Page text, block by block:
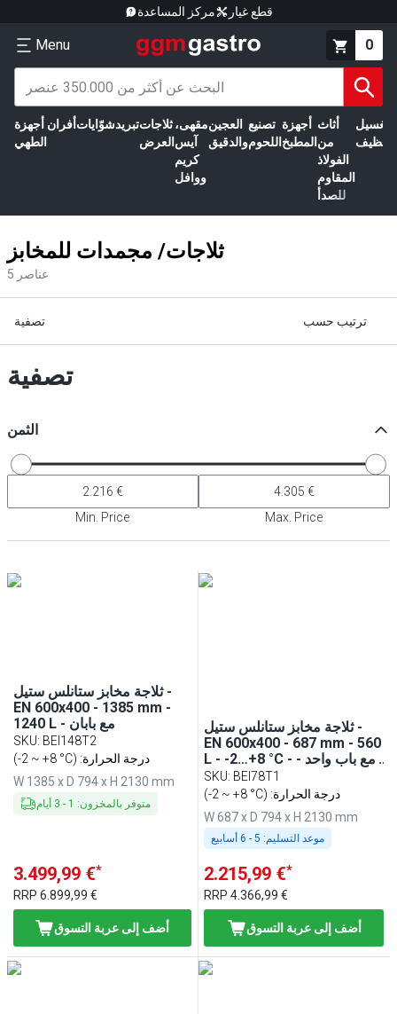
مركز المساعدة قطع غيار
Menu 0
أجهزة
الطهي
أفران شوّاياتتبريدثلاجات
العرض
مقهى،
آيس
كريم
ووافل
العجين
والدقيق
تصنيع
اللحوم
أجهزة
المطبخ
أثاث
من
الفولاذ
المقاوم
للصدأ
الغسيل
ثلاجات/ مجمدات للمخابز
5 عناصر
تصفية ترتيب حسب
تصفية
الثمن
Min. Price Max. Price
ثلاجة مخابز ستانلس ستيل -
EN 600x400 - 1385 mm -
1240 L - مع بابان
SKU: BEI148T2
(-2 ~ +8 °C) :درجة الحرارة
W 1385 x D 794 x H 2130 mm
متوفر بالمخزون:
1
-
3 أيام
3.499,99 €*
RRP 6.899,99 €
أضف إلى عربة التسوق
ثلاجة مخابز ستانلس ستيل -
EN 600x400 - 687 mm - 560
L - -2…+8 °C - مع باب واحد -
تبريد هوائي، قفل، شاشة عرض
رقمية، تحكم HACCP، إزالة
جليد تلقائية
SKU: BEI78T1
(-2 ~ +8 °C) :درجة الحرارة
W 687 x D 794 x H 2130 mm
موعد التسليم:
2.215,99 €*
RRP4.366,99 €
أضف إلى عربة التسوق